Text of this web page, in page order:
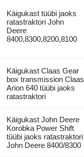
Käigukast tüübi jaoks
ratastraktori John
Deere
8400,8300,8200,8100
Käigukast Claas Gear
box transmission Claas
Arion 640 tüübi jaoks
ratastraktori
Käigukast John Deere
Korobka Power Shift
tüübi jaoks ratastraktori
John Deere 8400/8300